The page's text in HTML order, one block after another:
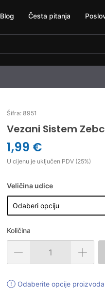
Blog Česta pitanja
Šifra: 8951
Vezani Sistem
1,99 €
U cijenu je uključen PDV (25%)
Veličina udice
Količina
Odaberite opcije